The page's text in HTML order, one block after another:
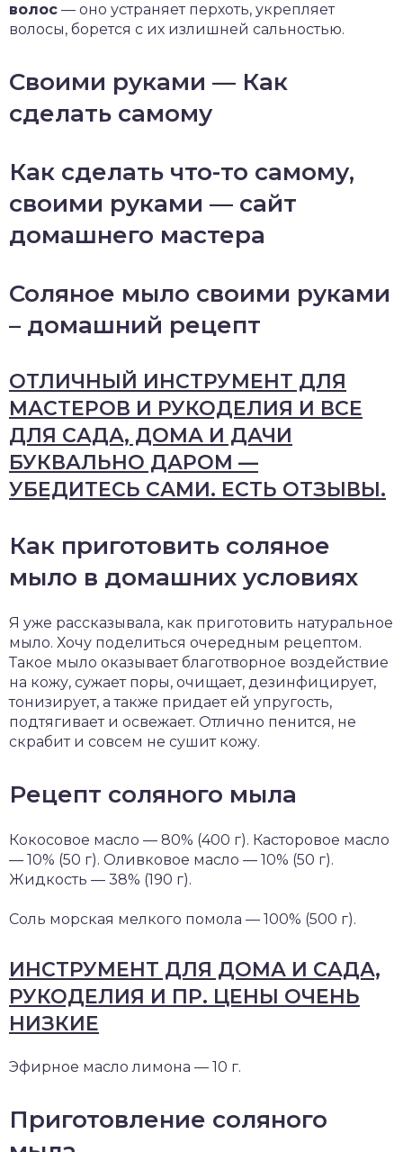
волос — оно устраняет перхоть, укрепляет
волосы, борется с их излишней сальностью.
Своими руками — Как
сделать самому
Как сделать что-то самому,
своими руками — сайт
домашнего мастера
Соляное мыло своими руками
– домашний рецепт
ОТЛИЧНЫЙ ИНСТРУМЕНТ ДЛЯ
МАСТЕРОВ И РУКОДЕЛИЯ И ВСЕ
ДЛЯ САДА, ДОМА И ДАЧИ
БУКВАЛЬНО ДАРОМ —
УБЕДИТЕСЬ САМИ. ЕСТЬ ОТЗЫВЫ.
Как приготовить соляное
мыло в домашних условиях
Я уже рассказывала, как приготовить натуральное
мыло. Хочу поделиться очередным рецептом.
Такое мыло оказывает благотворное воздействие
на кожу, сужает поры, очищает, дезинфицирует,
тонизирует, а также придает ей упругость,
подтягивает и освежает. Отлично пенится, не
скрабит и совсем не сушит кожу.
Рецепт соляного мыла
Кокосовое масло — 80% (400 г). Касторовое масло
— 10% (50 г). Оливковое масло — 10% (50 г).
Жидкость — 38% (190 г).
Соль морская мелкого помола — 100% (500 г).
ИНСТРУМЕНТ ДЛЯ ДОМА И САДА,
РУКОДЕЛИЯ И ПР. ЦЕНЫ ОЧЕНЬ
НИЗКИЕ
Эфирное масло лимона — 10 г.
Приготовление соляного